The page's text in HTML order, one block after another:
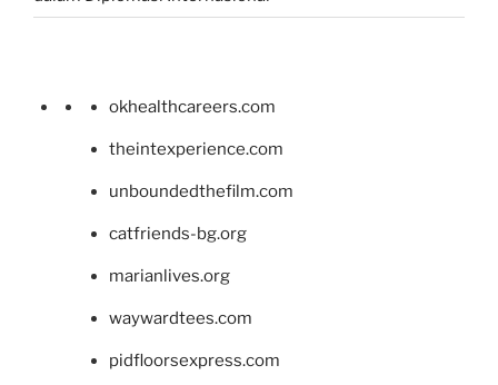
okhealthcareers.com
theintexperience.com
unboundedthefilm.com
catfriends-bg.org
marianlives.org
waywardtees.com
pidfloorsexpress.com